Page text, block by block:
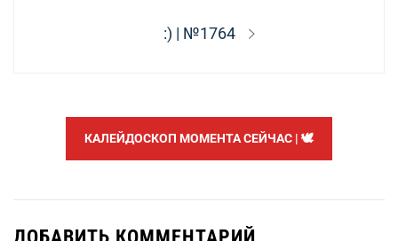
Следующая
:) | №1764
КАЛЕЙДОСКОП МОМЕНТА СЕЙЧАС | 🕊️